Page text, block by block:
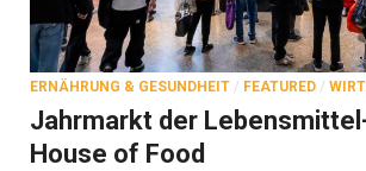
ERNÄHRUNG & GESUNDHEIT / FEATURED /
Jahrmarkt der
House of Food